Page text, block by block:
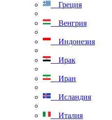
Греция
Венгрия
Индонезия
Ирак
Иран
Исландия
Италия